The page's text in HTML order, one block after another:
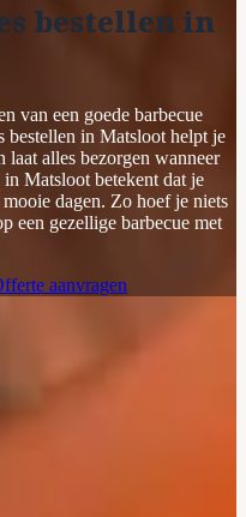
bestellen in
van een goede barbecue
bestellen in Matsloot helpt je
laat alles bezorgen wanneer
Matsloot betekent dat je
dagen. Zo hoef je niets
een gezellige barbecue met
aanvragen